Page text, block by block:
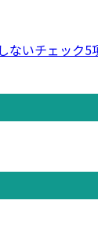
ないチェック5